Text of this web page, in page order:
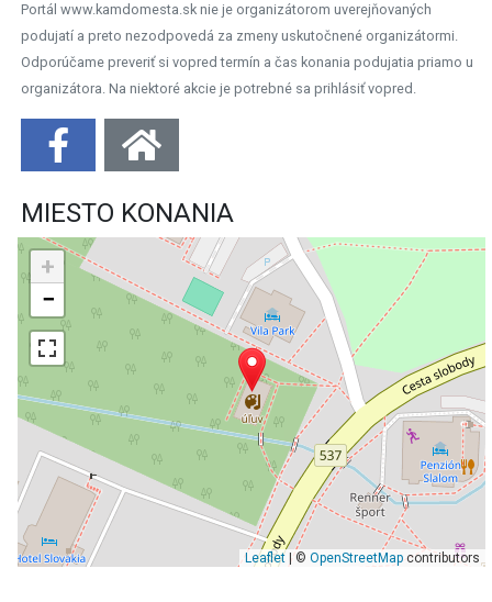
Portál www.kamdomesta.sk nie je organizátorom uverejňovaných
podujatí a preto nezodpovedá za zmeny uskutočnené organizátormi.
Odporúčame preveriť si vopred termín a čas konania podujatia priamo u
organizátora. Na niektoré akcie je potrebné sa prihlásiť vopred.
MIESTO KONANIA
+
−
Leaflet| © OpenStreetMapcontributors